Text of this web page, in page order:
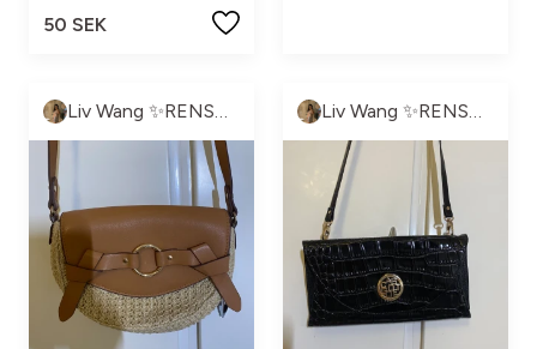
50 SEK
Liv Wang ✨RENSNING PÅGÅR✨ Liv Wang ✨RENSNING PÅGÅR✨